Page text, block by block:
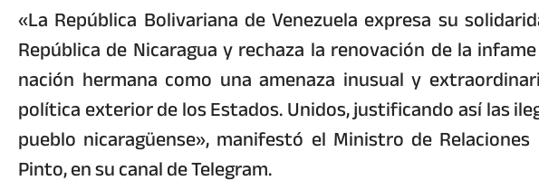
«La República Bolivariana de Venezuela expresa su
República de Nicaragua y rechaza la renovación de la
nación hermana como una amenaza inusual y
política exterior de los Estados. Unidos, justificando así las
pueblo nicaragüense», manifestó el Ministro de
Pinto, en su canal de Telegram.